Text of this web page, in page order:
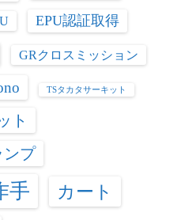
EPU認証取得
GRクロスミッション
TSタカタサーキット
ト
ンプ
手 カート